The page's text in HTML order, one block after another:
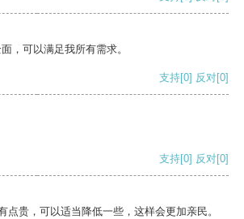
，可以满足我所有需求。
支持[0] 反对[0]
支持[0] 反对[0]
点贵，可以适当降低一些，这样会更加亲民。